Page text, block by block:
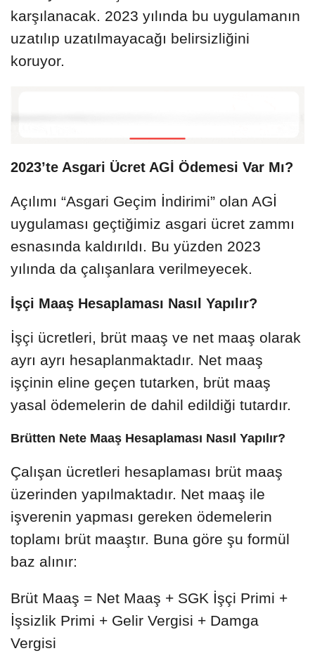
karşılanacak. 2023 yılında bu uygulamanın
uzatılıp uzatılmayacağı belirsizliğini
koruyor.
2023’te Asgari Ücret AGİ Ödemesi Var Mı?
Açılımı “Asgari Geçim İndirimi” olan AGİ
uygulaması geçtiğimiz asgari ücret zammı
esnasında kaldırıldı. Bu yüzden 2023
yılında da çalışanlara verilmeyecek.
İşçi Maaş Hesaplaması Nasıl Yapılır?
İşçi ücretleri, brüt maaş ve net maaş olarak
ayrı ayrı hesaplanmaktadır. Net maaş
işçinin eline geçen tutarken, brüt maaş
yasal ödemelerin de dahil edildiği tutardır.
Brütten Nete Maaş Hesaplaması Nasıl Yapılır?
Çalışan ücretleri hesaplaması brüt maaş
üzerinden yapılmaktadır. Net maaş ile
işverenin yapması gereken ödemelerin
toplamı brüt maaştır. Buna göre şu formül
baz alınır:
Brüt Maaş = Net Maaş + SGK İşçi Primi +
İşsizlik Primi + Gelir Vergisi + Damga
Vergisi